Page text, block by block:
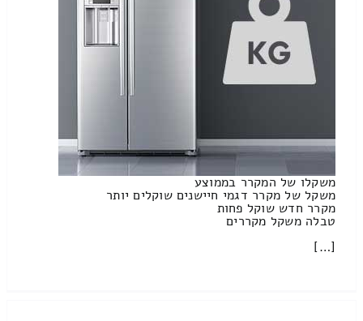
משקלו של המקרר בממוצע
משקל של מקרר דגמי חיישנים שוקלים יותר
מקרר חדש שוקל פחות
טבלה משקל מקררים
[…]